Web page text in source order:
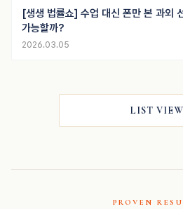
[생생 법률쇼] 수업 대신 폰만 본 과외
가능할까?
2026.03.05
LIST VIEW
PROVEN